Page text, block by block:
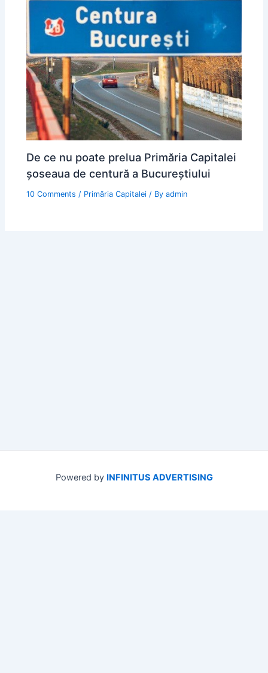
De ce nu poate prelua Primăria Capitalei
șoseaua de centură a Bucureștiului
10 Comments / Primăria Capitalei / Byadmin
Powered by INFINITUS ADVERTISING